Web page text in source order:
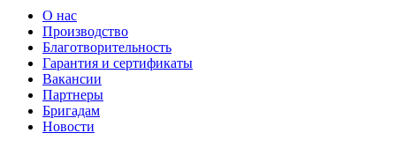
О нас
Производство
Благотворительность
Гарантия и сертификаты
Вакансии
Партнеры
Бригадам
Новости